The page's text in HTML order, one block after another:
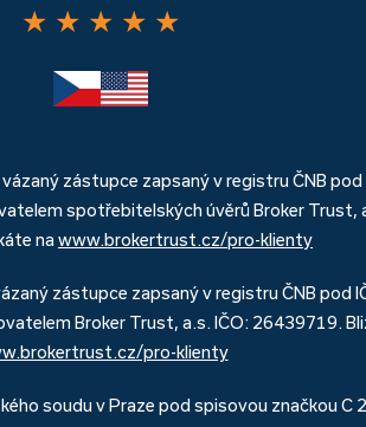
★ ★ ★ ★ ★
zástupce zapsaný v registru ČNB
spotřebitelských úvěrů Broker Trust,
na www.brokertrust.cz/pro-klienty
zástupce zapsaný v registru ČNB pod
Broker Trust, a.s. IČO: 26439719.
pro-klienty
soudu v Praze pod spisovou značkou C